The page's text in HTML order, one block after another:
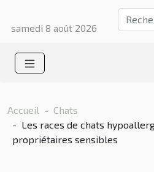
samedi 8 août 2026
Accueil
Chats
Les races de chats
propriétaires sensibles